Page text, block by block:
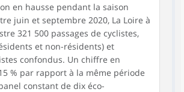
en hausse pendant la saison
juin et septembre 2020, La Loire à
321 500 passages de cyclistes,
et non-résidents) et
confondus. Un chiffre en
% par rapport à la même période
constant de dix éco-